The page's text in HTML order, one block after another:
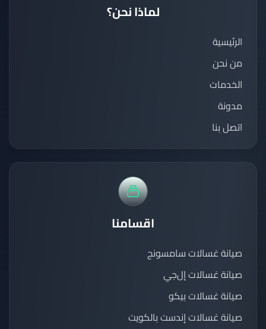
لماذا نحن؟
الرئيسية
من نحن
الخدمات
مدونة
اتصل بنا
اقسامنا
صيانة غسالات سامسونج
صيانة غسالات إل‌جي
صيانة غسالات بيكو
صيانة غسالات إندست بالكويت